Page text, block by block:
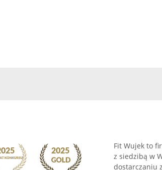
Fit Wujek to
z siedzibą w
dostarczaniu